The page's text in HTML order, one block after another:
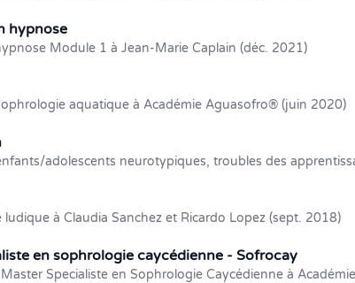
hypnose
Module 1 à Jean-Marie Caplain (déc. 2021)
aquatique à Académie Aguasofro® (juin 2020)
adolescents neurotypiques, troubles des
à Claudia Sanchez et Ricardo Lopez (sept. 2018)
en sophrologie caycédienne - Sofrocay
Specialiste en Sophrologie Caycédienne à